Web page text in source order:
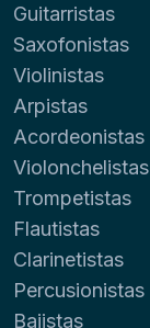
Guitarristas
Saxofonistas
Violinistas
Arpistas
Acordeonistas
Violonchelistas
Trompetistas
Flautistas
Clarinetistas
Percusionistas
Bajistas